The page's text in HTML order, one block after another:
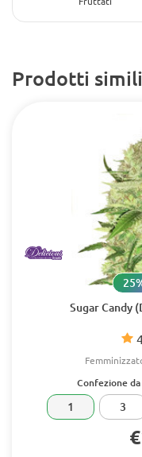
Prodotti simili
Sugar Candy
Confezione
1 3